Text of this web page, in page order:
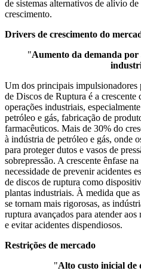
de sistemas alternativos de alívio
crescimento.
Drivers de crescimento do
"Aumento da demanda por
Um dos principais impulsionadores
de Discos de Ruptura é a crescente
operações industriais,
petróleo e gás, fabricação de
farmacêuticos. Mais de 30% do
à indústria de petróleo e gás, onde
para proteger dutos e vasos de
sobrepressão. A crescente ênfase
necessidade de prevenir acidentes
de discos de ruptura como
plantas industriais. À medida que
se tornam mais rigorosas, as
ruptura avançados para atender
e evitar acidentes dispendiosos.
Restrições de mercado
"Alto custo inicial de